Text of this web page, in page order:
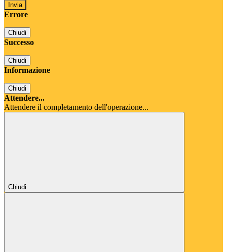
Errore
Chiudi
Successo
Chiudi
Informazione
Chiudi
Attendere...
Attendere il completamento dell'operazione...
Chiudi